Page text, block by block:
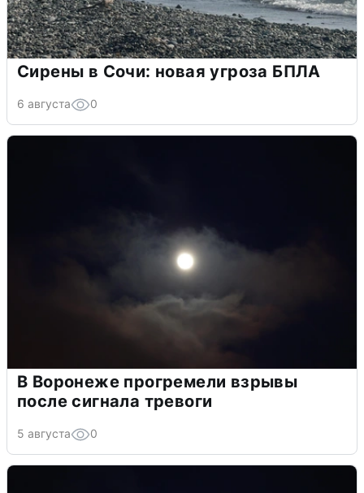
Сирены в Сочи: новая угроза БПЛА
6 августа 0
В Воронеже прогремели взрывы
после сигнала тревоги
5 августа 0